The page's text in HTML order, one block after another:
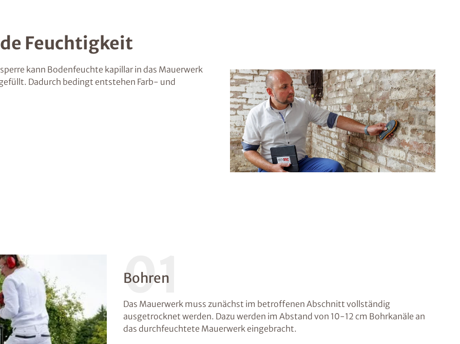
Feuchtigkeit
kann Bodenfeuchte kapillar in das Mauerwerk
Dadurch bedingt entstehen Farb- und
01
Bohren
Das Mauerwerk muss zunächst im betroffenen Abschnitt vollständig
ausgetrocknet werden. Dazu werden im Abstand von 10-12 cm Bohrkanäle an
das durchfeuchtete Mauerwerk eingebracht.